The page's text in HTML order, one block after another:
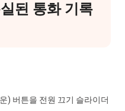
된 통화 기록
) 버튼을 전원 끄기 슬라이더